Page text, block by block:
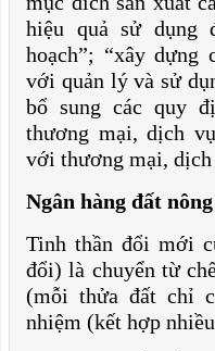
hiệu quả sử dụng
hoạch”; “xây dựng
với quản lý và sử
bổ sung các quy
thương mại, dịch
với thương mại, dịch
Ngân hàng đất
Tinh thần đổi mới
đổi) là chuyển từ
(mỗi thửa đất chỉ
nhiệm (kết hợp